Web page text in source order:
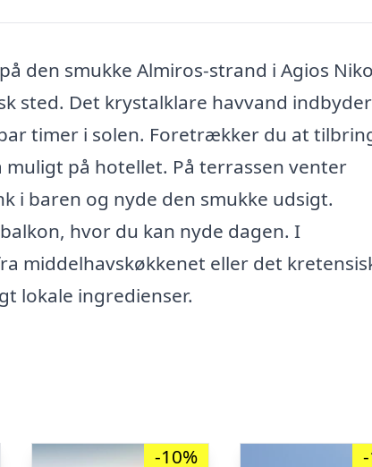
den smukke Almiros-strand i Agios
sted. Det krystalklare havvand
timer i solen. Foretrækker du at
på hotellet. På terrassen venter
i baren og nyde den smukke udsigt.
hvor du kan nyde dagen. I
middelhavskøkkenet eller det
lokale ingredienser.
-10%